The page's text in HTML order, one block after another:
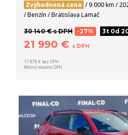
Zvýhodnená cena / 9 000 km /
/ Benzín / Bratislava Lamač
30 140 € s DPH -27% 3t 0d
21 990 € s DPH
17 878 € bez DPH
Možný odpočet DPH